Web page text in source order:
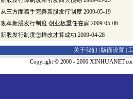
从三方面着手完善新股发行制度 2009-05-19
改革新股发行制度 创业板重任在肩 2009-05-06
新股发行制度怎样改才算成功 2009-04-28
关于我们 | 版面设置
Copyright © 2000 - 2006